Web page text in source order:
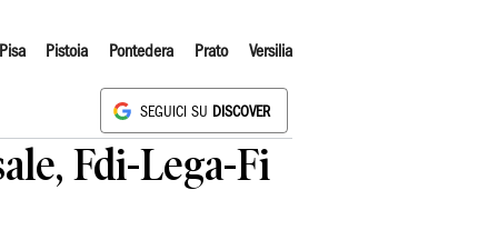
Pistoia Pontedera Prato Versilia
SEGUICI SU DISCOVER
Fdi-Lega-Fi